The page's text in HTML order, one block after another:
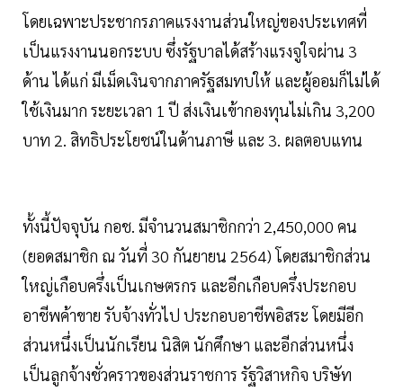
โดยเฉพาะประชากรภาคแรงงานส่วนใหญ่ของประเทศที่
เป็นแรงงานนอกระบบ ซึ่งรัฐบาลได้สร้างแรงจูใจผ่าน 3
ด้าน ได้แก่ มีเม็ดเงินจากภาครัฐสมทบให้ และผู้ออมก็ไม่ได้
ใช้เงินมาก ระยะเวลา 1 ปี ส่งเงินเข้ากองทุนไม่เกิน 3,200
บาท 2. สิทธิประโยชน์ในด้านภาษี และ 3. ผลตอบแทน
ทั้งนี้ปัจจุบัน กอช. มีจำนวนสมาชิกกว่า 2,450,000 คน
(ยอดสมาชิก ณ วันที่ 30 กันยายน 2564) โดยสมาชิกส่วน
ใหญ่เกือบครึ่งเป็นเกษตรกร และอีกเกือบครึ่งประกอบ
อาชีพค้าขาย รับจ้างทั่วไป ประกอบอาชีพอิสระ โดยมีอีก
ส่วนหนึ่งเป็นนักเรียน นิสิต นักศึกษา และอีกส่วนหนึ่ง
เป็นลูกจ้างชั่วคราวของส่วนราชการ รัฐวิสาหกิจ บริษัท